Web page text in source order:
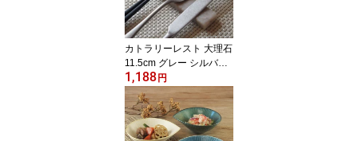
クリスマス
カトラリーレスト 大理石
11.5cm グレー シルバー
ブラウン ベージュ ホワ
イト グリーン 高級感 箸
置き おしゃれ オシャレ
キッチン用品 食器 天然
素材 灰色 銀色 茶色 白 緑
1,188 円